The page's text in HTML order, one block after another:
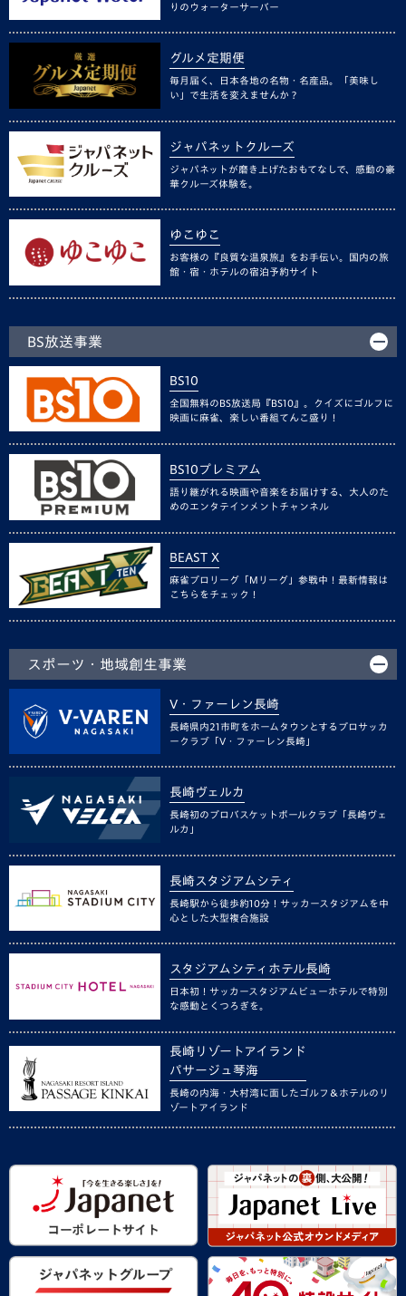
りのウォーターサーバー
グルメ定期便
毎月届く、日本各地の名物・名産品。「美味し
い」で生活を変えませんか？
ジャパネットクルーズ
ジャパネットが磨き上げたおもてなしで、感動の豪
華クルーズ体験を。
ゆこゆこ
お客様の『良質な温泉旅』をお手伝い。国内の旅
館・宿・ホテルの宿泊予約サイト
BS放送事業
BS10
全国無料のBS放送局『BS10』。クイズにゴルフに
映画に麻雀、楽しい番組てんこ盛り！
BS10プレミアム
語り継がれる映画や音楽をお届けする、大人のた
めのエンタテインメントチャンネル
BEAST X
麻雀プロリーグ「Mリーグ」参戦中！最新情報は
こちらをチェック！
スポーツ・地域創生事業
V・ファーレン長崎
長崎県内21市町をホームタウンとするプロサッカ
ークラブ「V・ファーレン長崎」
長崎ヴェルカ
長崎初のプロバスケットボールクラブ「長崎ヴェ
ルカ」
長崎スタジアムシティ
長崎駅から徒歩約10分！サッカースタジアムを中
心とした大型複合施設
スタジアムシティホテル長崎
日本初！サッカースタジアムビューホテルで特別
な感動とくつろぎを。
長崎リゾートアイランド
パサージュ琴海
長崎の内海・大村湾に面したゴルフ＆ホテルのリ
ゾートアイランド